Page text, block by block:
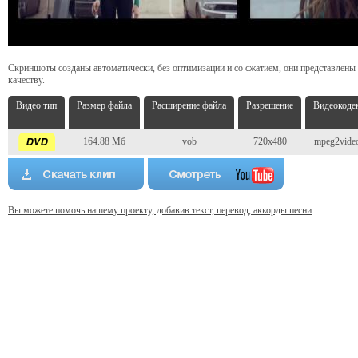
Скриншоты созданы автоматически, без оптимизации и со сжатием, они
качеству.
Видео тип Размер файла Расширение файла Разрешение
164.88 Мб vob 720x480
Вы можете помочь нашему проекту, добавив текст, перевод, аккорды песни